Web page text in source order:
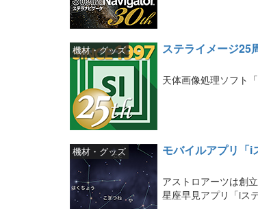
ステライメージ25
機材・グッズ
天体画像処理ソフト
モバイルアプリ「i
機材・グッズ
アストロアーツは創
星座早見アプリ「iス